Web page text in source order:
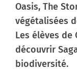
Oasis, The
végétalisées
Les élèves de
découvrir
biodiversité.